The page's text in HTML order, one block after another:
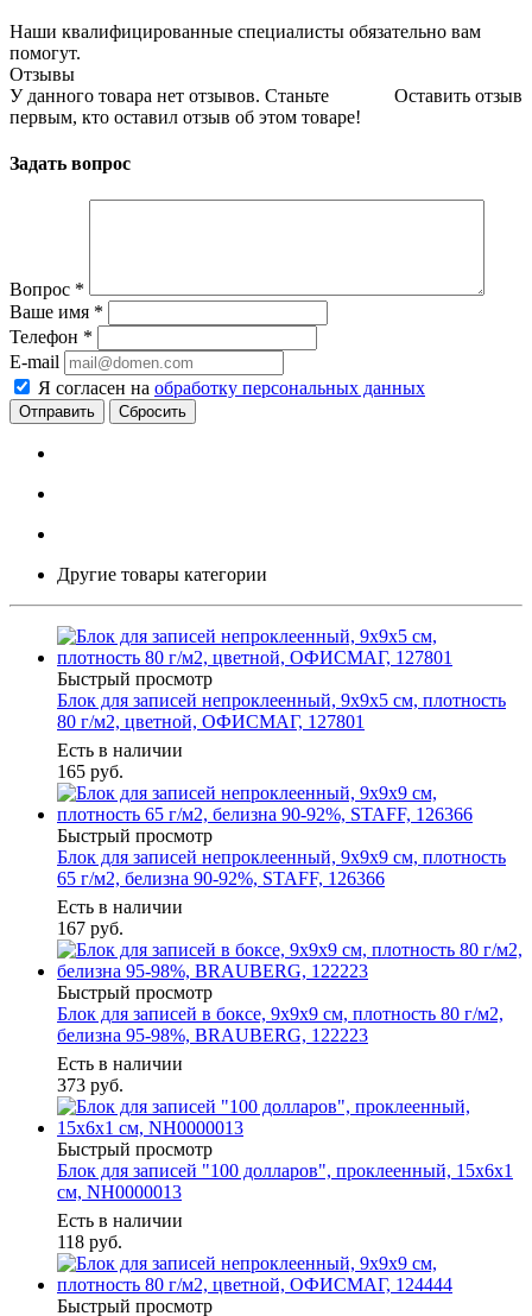
Наши квалифицированные специалисты обязательно вам
помогут.
Отзывы
Оставить отзыв
У данного товара нет отзывов. Станьте
первым, кто оставил отзыв об этом товаре!
Задать вопрос
Вопрос *
Ваше имя *
Телефон *
E-mail
Я согласен на обработку персональных данных
Сбросить
Другие товары категории
Быстрый просмотр
Блок для записей непроклеенный, 9х9х5 см, плотность
80 г/м2, цветной, ОФИСМАГ, 127801
Есть в наличии
165 руб.
Быстрый просмотр
Блок для записей непроклеенный, 9х9х9 см, плотность
65 г/м2, белизна 90-92%, STAFF, 126366
Есть в наличии
167 руб.
Быстрый просмотр
Блок для записей в боксе, 9х9х9 см, плотность 80 г/м2,
белизна 95-98%, BRAUBERG, 122223
Есть в наличии
373 руб.
Быстрый просмотр
Блок для записей "100 долларов", проклеенный, 15х6х1
см, NH0000013
Есть в наличии
118 руб.
Быстрый просмотр